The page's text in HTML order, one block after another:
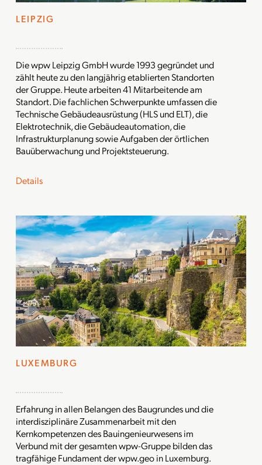
LEIPZIG
Die wpw Leipzig GmbH wurde 1993 gegründet und
zählt heute zu den langjährig etablierten Standorten
der Gruppe. Heute arbeiten 41 Mitarbeitende am
Standort. Die fachlichen Schwerpunkte umfassen die
Technische Gebäudeausrüstung (HLS und ELT), die
Elektrotechnik, die Gebäudeautomation, die
Infrastrukturplanung sowie Aufgaben der örtlichen
Bauüberwachung und Projektsteuerung.
Details
LUXEMBURG
Erfahrung in allen Belangen des Baugrundes und die
interdisziplinäre Zusammenarbeit mit den
Kernkompetenzen des Bauingenieurwesens im
Verbund mit der gesamten wpw-Gruppe bilden das
tragfähige Fundament der wpw.geo in Luxemburg.